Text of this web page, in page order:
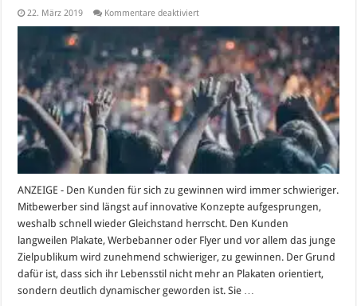
22. März 2019 Kommentare deaktiviertfür
Marketing
ein
Event
zum
Erfolg
machen
ANZEIGE - Den Kunden für sich zu gewinnen wird immer schwieriger.
Mitbewerber sind längst auf innovative Konzepte aufgesprungen,
weshalb schnell wieder Gleichstand herrscht. Den Kunden
langweilen Plakate, Werbebanner oder Flyer und vor allem das junge
Zielpublikum wird zunehmend schwieriger, zu gewinnen. Der Grund
dafür ist, dass sich ihr Lebensstil nicht mehr an Plakaten orientiert,
sondern deutlich dynamischer geworden ist. Sie …